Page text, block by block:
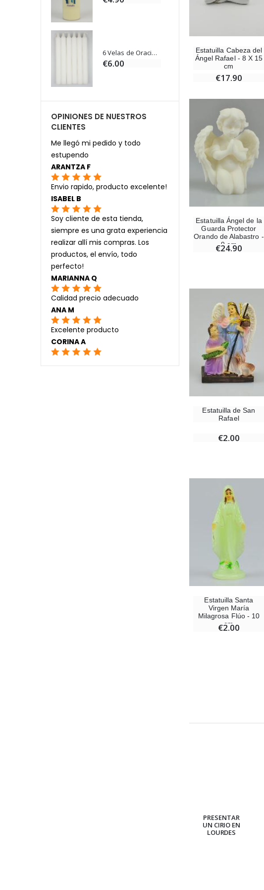
Estatuilla Cabeza del
Ángel Rafael - 8 X 15
cm
€17.90
Estatuilla Ángel de la
Guarda Protector
Orando de Alabastro -
9 cm
€24.90
Estatuilla de San
Rafael
€2.00
Estatuilla Santa
Virgen María
Milagrosa Flúo - 10
cm
€2.00
PRESENTAR
UN CIRIO EN
LOURDES
6 Velas de Oración Color Blanco
€6.00 €59.90
OPINIONES DE NUESTROS
CLIENTES
Me llegó mi pedido y todo
estupendo
ARANTZA F
Envio rapido, producto excelente!
ISABEL B
Soy cliente de esta tienda,
siempre es una grata experiencia
realizar allí mis compras. Los
productos, el envío, todo
perfecto!
MARIANNA Q
Calidad precio adecuado
ANA M
Excelente producto
CORINA A